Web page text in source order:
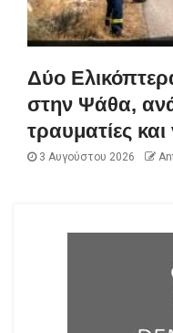
Δύο
στην Ψάθα,
τραυματίες και
3 Αυγούστου 2026